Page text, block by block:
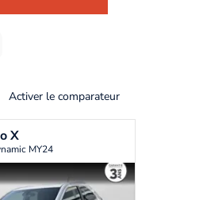
Activer le comparateur
X
MY24